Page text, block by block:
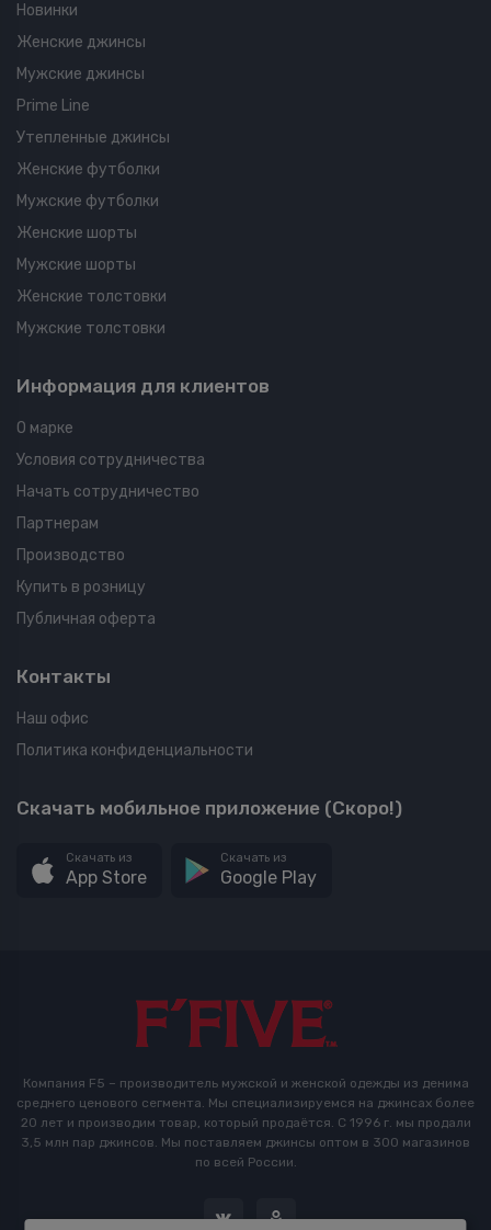
Новинки
Женские джинсы
Мужские джинсы
Prime Line
Утепленные джинсы
Женские футболки
Мужские футболки
Женские шорты
Мужские шорты
Женские толстовки
Мужские толстовки
Информация для клиентов
О марке
Условия сотрудничества
Начать сотрудничество
Партнерам
Производство
Купить в розницу
Публичная оферта
Контакты
Наш офис
Политика конфиденциальности
Скачать мобильное приложение (Скоро!)
Скачать из
App Store
Скачать из
Google Play
Компания F5 – производитель мужской и женской одежды из денима
среднего ценового сегмента. Мы специализируемся на джинсах более
20 лет и производим товар, который продаётся. С 1996 г. мы продали
3,5 млн пар джинсов. Мы поставляем джинсы оптом в 300 магазинов
по всей России.